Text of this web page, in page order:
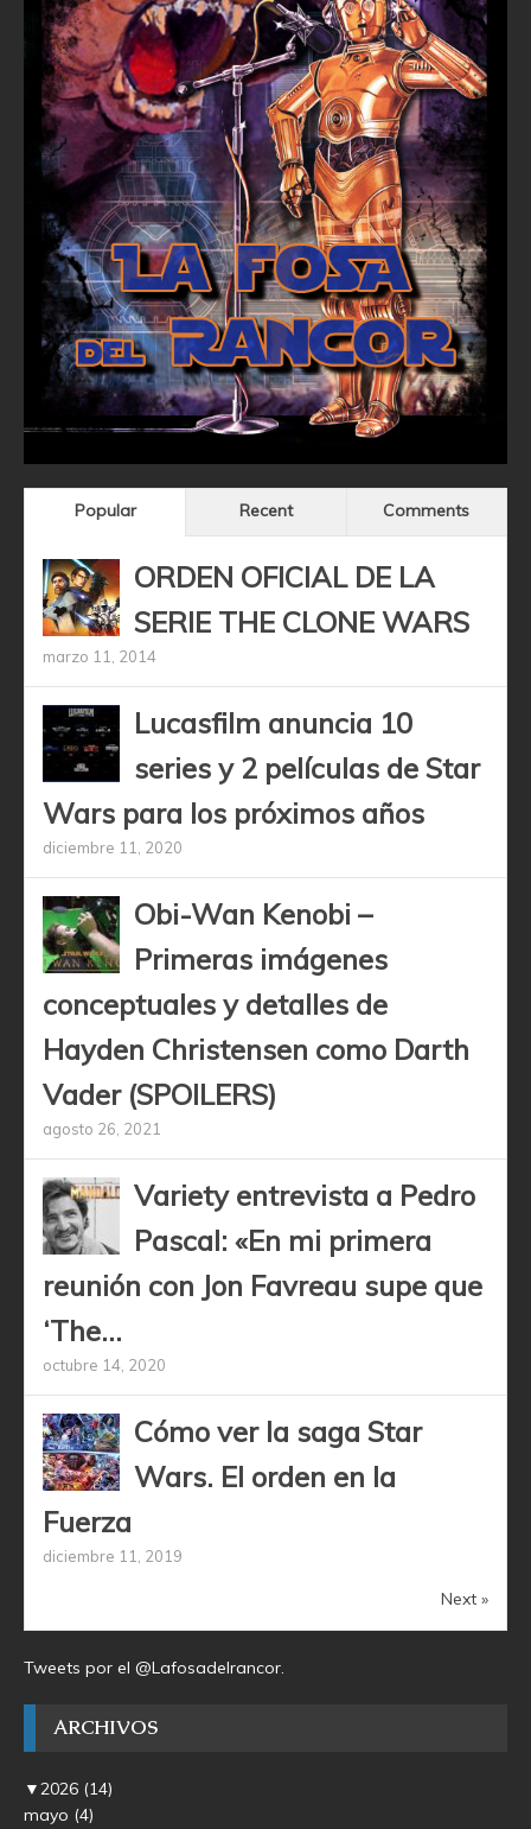
Popular Recent Comments
ORDEN OFICIAL DE LA
SERIE THE CLONE WARS
marzo 11, 2014
Lucasfilm anuncia 10
series y 2 películas de Star
Wars para los próximos años
diciembre 11, 2020
Obi-Wan Kenobi –
Primeras imágenes
conceptuales y detalles de
Hayden Christensen como Darth
Vader (SPOILERS)
agosto 26, 2021
Variety entrevista a Pedro
Pascal: «En mi primera
reunión con Jon Favreau supe que
‘The...
octubre 14, 2020
Cómo ver la saga Star
Wars. El orden en la
Fuerza
diciembre 11, 2019
Next »
Tweets por el @Lafosadelrancor.
ARCHIVOS
▼2026 (14)
mayo (4)